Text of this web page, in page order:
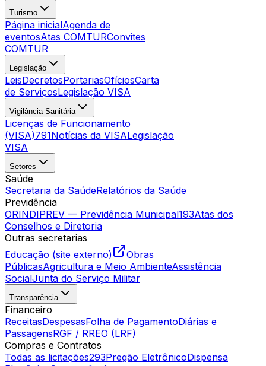
Turismo
Página inicialAgenda de
eventosAtas COMTURConvites
COMTUR
Legislação
LeisDecretosPortariasOfíciosCarta
de ServiçosLegislação VISA
Vigilância Sanitária
Licenças de Funcionamento
(VISA)791Notícias da VISALegislação
VISA
Setores
Saúde
Secretaria da SaúdeRelatórios da Saúde
Previdência
ORINDIPREV — Previdência Municipal193Atas dos
Conselhos e Diretoria
Outras secretarias
Educação (site externo)
Obras
PúblicasAgricultura e Meio AmbienteAssistência
SocialJunta do Serviço Militar
Transparência
Financeiro
ReceitasDespesasFolha de PagamentoDiárias e
PassagensRGF / RREO (LRF)
Compras e Contratos
Todas as licitações293Pregão EletrônicoDispensa